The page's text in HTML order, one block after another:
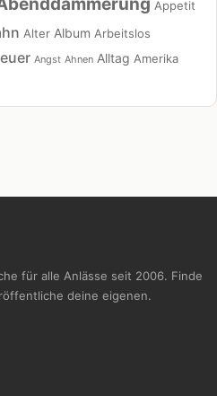
Appetit
Alter Album Arbeitslos
Angst Ahnen Alltag Amerika
für alle Anlässe seit 2006. Finde
deine eigenen.